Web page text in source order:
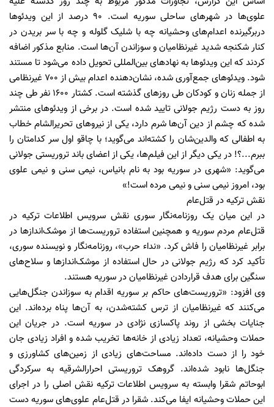
علوی‌ها در شهرهای ساحلی سوریه است. ۹۰ درصد از این ویدئوها
دربرگیرنده اعدام‌های وحشیانه چه با شلیک گلوله و چه با سر بریدن در
کنار شکنجه شدید غیرنظامیان و سوزاندن آن‌ها است. منابع مذکور اضافه
کردند که این ویدئوها به نهادهای بین‌المللی تحویل داده می‌شود تا مستند
شود. ویدئوهای جمع‌آوری شده، نشان‌دهنده اعدام بیش از ۷۰۰ غیرنظامی
از جمله زنان و کودکان طی روزهای گذشته است. کشتار 1600 نفر طی چند
روز به دست رژیم جولانی تایید شده است. در برخی از ویدئوهای منتشر
شده که چشم از دین آن‌ها شرم دارد، یکی از نیروهای تحریر‌الشام خطاب
به اطفالی که والدین‌شان را کشته‌اند می‌گوید؛ با چاقو اول سر کدامتان را
ببرم...؟! در یکی دیگر از این فیلم‌ها، یکی از اعضای باند تروریستی جولانی
می‌گوید: «شهری در سوریه بود به نام بانیاس، نیمی سنی و نیمی علوی
بود، امروز نیمی سنی و نیمی مرده است!»
نقش ترکیه در قتل‌عام
در این میان یک روزنامه‌نگار سوری نقش سرویس اطلاعات ترکیه در
قتل‌عام مردم سوریه و همچنین استفاده تروریست‌ها از موشک‌اندازها در
برابر غیرنظامیان را فاش کرد. «نداء حرب»، روزنامه‌نگار و نویسنده سوری،
تأکید کرد که رژیم جولانی در حال استفاده از موشک‌اندازها و سلاح‌های
سنگین برای هدف قرار‌دادن غیرنظامیان در سوریه هستند.
وی افزود: «تروریست‌های حاکم بر سوریه اقدام به سوزاندن جنگل‌هایی
می‌کنند که غیرنظامیان از ترس کشته‌شدن، به آن‌ها پناه برده‌اند. این
جنایات بخشی از روند پاکسازی نژادی در سوریه است. در جریان این
حملات وحشیانه، تعداد زیادی از خانه‌ها تخریب شده و افراد زیادی جان
خود را از دست داده‌اند. مساحت‌های زیادی از زمین‌های کشاورزی و
جنگل‌ها نابود شده‌اند. گروهک تروریستی احرار‌الشرقیه به سرکردگی
ابوحاتم شقرا وابسته به سرویس اطلاعات ترکیه نقش اصلی را در اجرای
این حملات وحشیانه ایفا می‌کند. شقرا در قتل‌عام علوی‌های سوریه دست